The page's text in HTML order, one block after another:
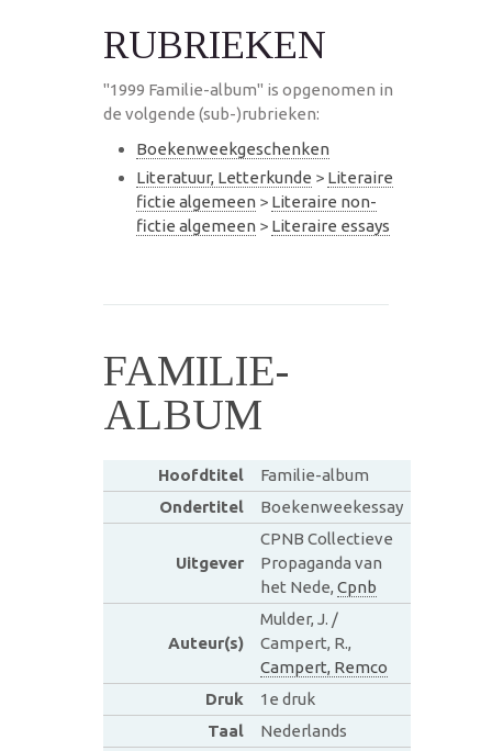
RUBRIEKEN
"1999 Familie-album" is opgenomen in
de volgende (sub-)rubrieken:
Boekenweekgeschenken
Literatuur, Letterkunde > Literaire
fictie algemeen > Literaire non-
fictie algemeen > Literaire essays
FAMILIE-
ALBUM
Hoofdtitel
Familie-album
Ondertitel
Boekenweekessay
Uitgever
CPNB Collectieve
Propaganda van
het Nede, Cpnb
Auteur(s)
Mulder, J. /
Campert, R.,
Campert, Remco
Druk
1e druk
Taal
Nederlands